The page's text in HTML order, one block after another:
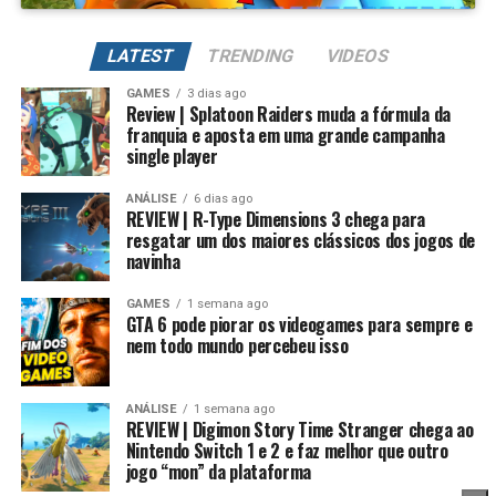
Essa mudança também pode representar um passo
importante para o futuro da franquia. Durante muitos
anos, Splatoon foi visto principalmente como um jogo
competitivo, mas Splatoon Raiders mostra que existe
espaço para expandir esse universo com uma campanha
mais ambiciosa e cheia de conteúdo. Caso a recepção dos
jogadores seja positiva, é bem possível que a Nintendo
continue investindo nesse formato e transforme o modo
história em um dos pilares da série daqui para frente.
No fim das contas, fica a sensação de que Splatoon
Raiders funciona como um grande laboratório para o
futuro da franquia. A Nintendo parece estar testando
Além de evoluir seus Digimons para formas mais
poderosas, também é possívelregredir a evolução
para fortalecer permanentemente seus atributos.
Na prática, um Digimon pode voltar para sua forma
inicial, mantendo um potencial muito maior. Conforme
você repete esse processo, desbloqueia novas linhas
evolutivas e aumenta bastante os atributos, permitindo
alcançar formas como Campeão, Ultimate e Mega com
estatísticas cada vez melhores.
É um sistema profundo que recompensa quem gosta de
montar equipes fortes e experimentar diferentes
árvores evolutivas.
LATEST TRENDING VIDEOS
GAMES 3 dias ago
Review | Splatoon Raiders muda a fórmula da
franquia e aposta em uma grande campanha
single player
ANÁLISE 6 dias ago
REVIEW | R-Type Dimensions 3 chega para
resgatar um dos maiores clássicos dos jogos de
navinha
GAMES 1 semana ago
GTA 6 pode piorar os videogames para sempre e
nem todo mundo percebeu isso
ANÁLISE 1 semana ago
REVIEW | Digimon Story Time Stranger chega ao
Nintendo Switch 1 e 2 e faz melhor que outro
jogo “mon” da plataforma